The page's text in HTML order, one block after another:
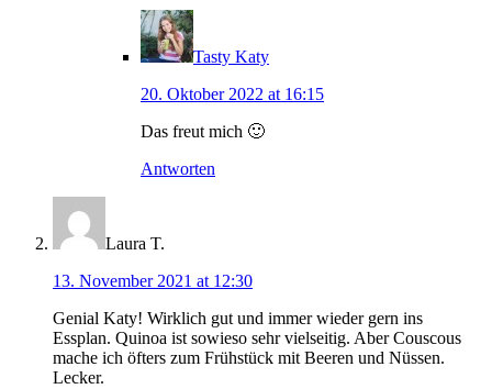
Tasty Katy
20. Oktober 2022 at 16:15
Das freut mich 🙂
Antworten
Laura T.
13. November 2021 at 12:30
Genial Katy! Wirklich gut und immer wieder gern ins
Essplan. Quinoa ist sowieso sehr vielseitig. Aber Couscous
mache ich öfters zum Frühstück mit Beeren und Nüssen.
Lecker.